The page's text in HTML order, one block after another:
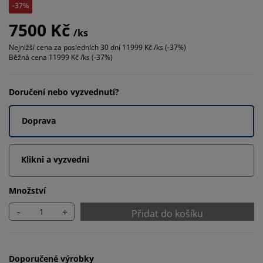
-37%
7500 Kč /ks
Nejnižší cena za posledních 30 dní 11999 Kč /ks (-37%)
Běžná cena 11999 Kč /ks (-37%)
Doručení nebo vyzvednutí?
Doprava
Klikni a vyzvedni
Množství
- + Přidat do košíku
Doporučené výrobky